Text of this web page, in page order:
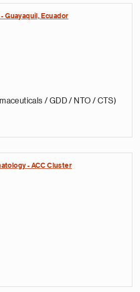
Guayaquil, Ecuador
/ GDD / NTO / CTS)
- ACC Cluster